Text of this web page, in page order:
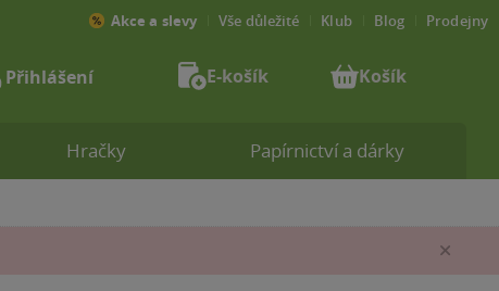
Hračky Papírnictví a dárky
Akce a slevy Vše důležité Klub Blog Prodejny
Přihlášení E-košík Košík